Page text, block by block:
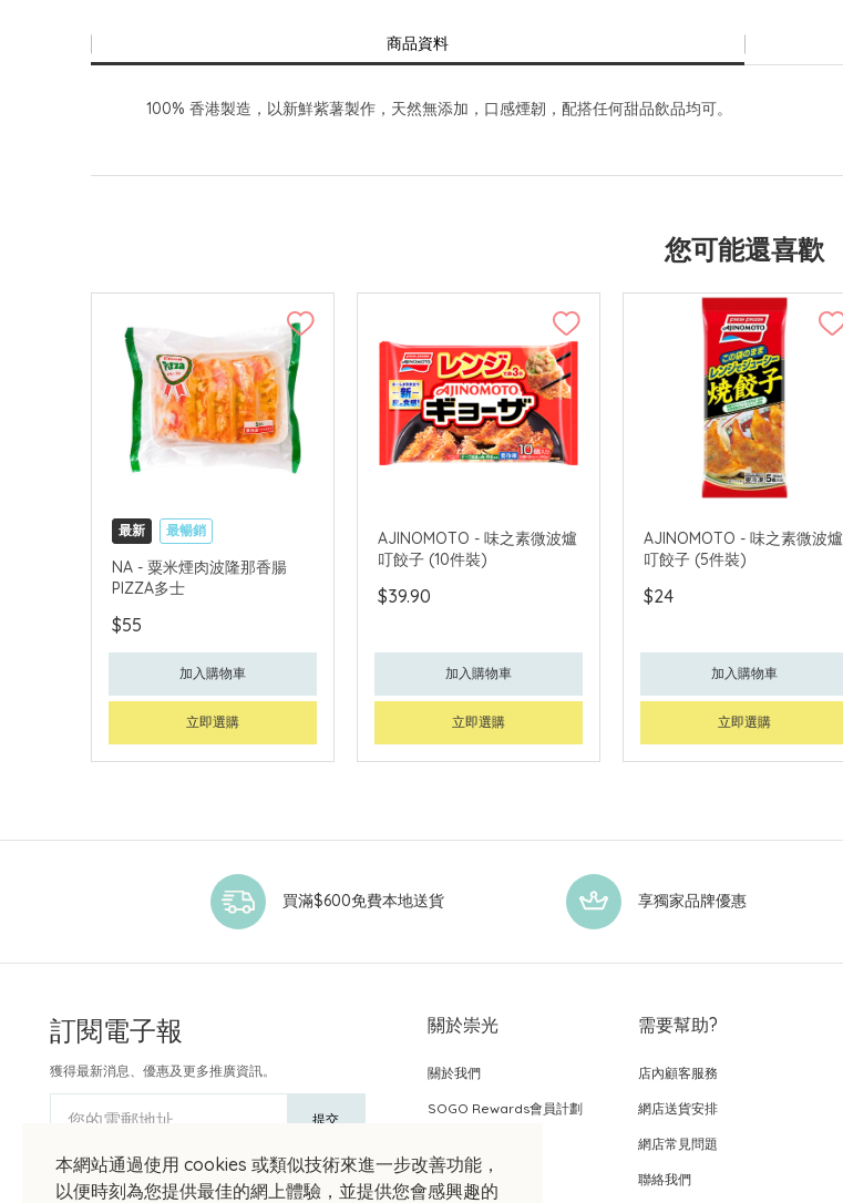
商品資料
100% 香港製造，以新鮮紫薯製作，天然無添加，口感煙韌，配搭任何甜品飲品均可。
您可能還喜歡
最新 最暢銷
NA - 粟米煙肉波隆那香腸
PIZZA多士
$55
加入購物車
立即選購
AJINOMOTO - 味之素微波爐
叮餃子 (10件裝)
$39.90
加入購物車
立即選購
AJINOMOTO - 味之素微波爐
叮餃子 (5件裝)
$24
加入購物車
立即選購
本網站通過使用 cookies 或類似技術來進一步改善功能，
以便時刻為您提供最佳的網上體驗，並提供您會感興趣的
買滿$600免費本地送貨 享獨家品牌優惠
訂閱電子報
獲得最新消息、優惠及更多推廣資訊。
您的電郵地址 提交
關於崇光
關於我們
SOGO Rewards會員計劃
需要幫助?
店內顧客服務
網店送貨安排
網店常見問題
聯絡我們